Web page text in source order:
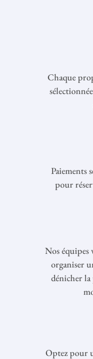
Chaque
Paiements
pour
Nos équipes
organiser
dénicher
Optez pour